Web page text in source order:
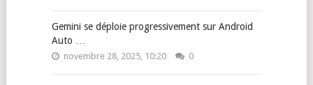
Gemini se déploie progressivement sur Android
Auto …
novembre 28, 2025, 10:20 0